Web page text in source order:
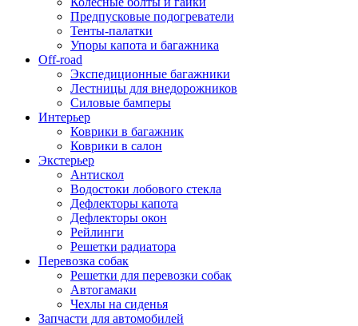
Предпусковые подогреватели
Тенты-палатки
Упоры капота и багажника
Off-road
Экспедиционные багажники
Лестницы для внедорожников
Силовые бамперы
Интерьер
Коврики в багажник
Коврики в салон
Экстерьер
Антискол
Водостоки лобового стекла
Дефлекторы капота
Дефлекторы окон
Рейлинги
Решетки радиатора
Перевозка собак
Решетки для перевозки собак
Автогамаки
Чехлы на сиденья
Запчасти для автомобилей